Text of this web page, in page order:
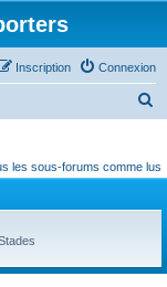
Connexion
Inscription
h
les sous-forums comme lus